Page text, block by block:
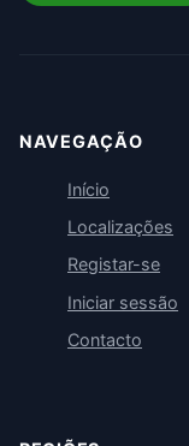
NAVEGAÇÃO
Início
Localizações
Registar-se
Iniciar sessão
Contacto